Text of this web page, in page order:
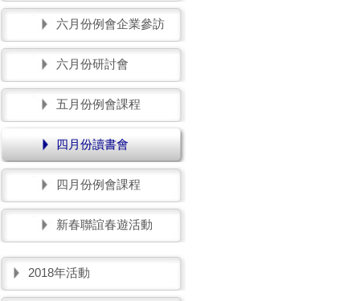
六月份例會企業參訪
六月份研討會
五月份例會課程
四月份讀書會
四月份例會課程
新春聯誼春遊活動
2018年活動